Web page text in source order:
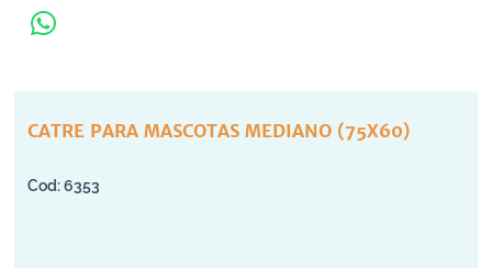
CATRE PARA MASCOTAS MEDIANO (75X60)
6353